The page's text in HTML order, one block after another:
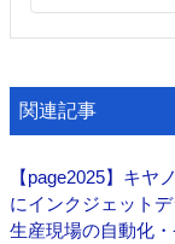
関連記事
【page2025】キ
にインクジェット
生産現場の自動化